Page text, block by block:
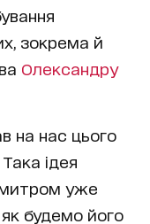
зокрема й
Олександру
на нас цього
ідея
уже
будемо його